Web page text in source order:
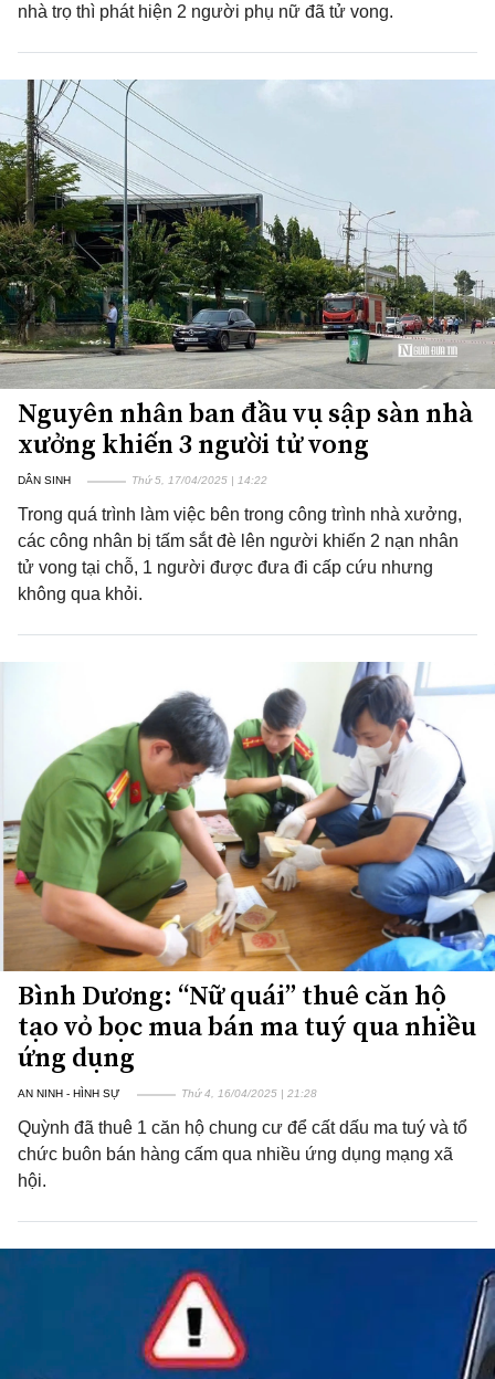
nhà trọ thì phát hiện 2 người phụ nữ đã tử vong.
Nguyên nhân ban đầu vụ sập sàn nhà
xưởng khiến 3 người tử vong
DÂN SINH Thứ 5, 17/04/2025 | 14:22
Trong quá trình làm việc bên trong công trình nhà xưởng,
các công nhân bị tấm sắt đè lên người khiến 2 nạn nhân
tử vong tại chỗ, 1 người được đưa đi cấp cứu nhưng
không qua khỏi.
Bình Dương: “Nữ quái” thuê căn hộ
tạo vỏ bọc mua bán ma tuý qua nhiều
ứng dụng
AN NINH - HÌNH SỰ Thứ 4, 16/04/2025 | 21:28
Quỳnh đã thuê 1 căn hộ chung cư để cất dấu ma tuý và tổ
chức buôn bán hàng cấm qua nhiều ứng dụng mạng xã
hội.